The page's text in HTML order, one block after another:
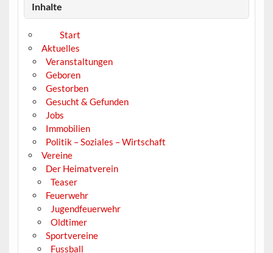
Inhalte
Start
Aktuelles
Veranstaltungen
Geboren
Gestorben
Gesucht & Gefunden
Jobs
Immobilien
Politik – Soziales – Wirtschaft
Vereine
Der Heimatverein
Teaser
Feuerwehr
Jugendfeuerwehr
Oldtimer
Sportvereine
Fussball